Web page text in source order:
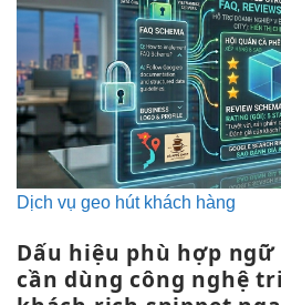
Dịch vụ geo hút khách hàng
Dấu hiệu phù hợp ngữ
cầndùng công nghệ